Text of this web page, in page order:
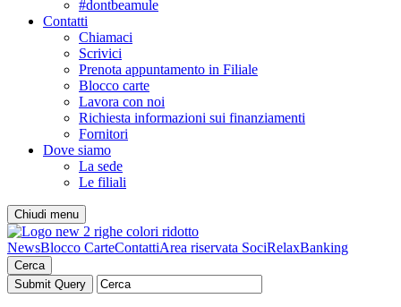
#dontbeamule
Contatti
Chiamaci
Scrivici
Prenota appuntamento in Filiale
Blocco carte
Lavora con noi
Richiesta informazioni sui finanziamenti
Fornitori
Dove siamo
La sede
Le filiali
Chiudi menu
NewsBlocco CarteContattiArea riservata SociRelaxBanking
Cerca